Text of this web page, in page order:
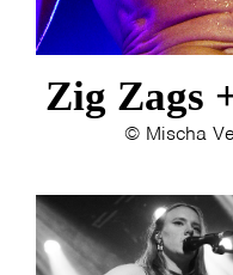
Zig Zags
© Mischa